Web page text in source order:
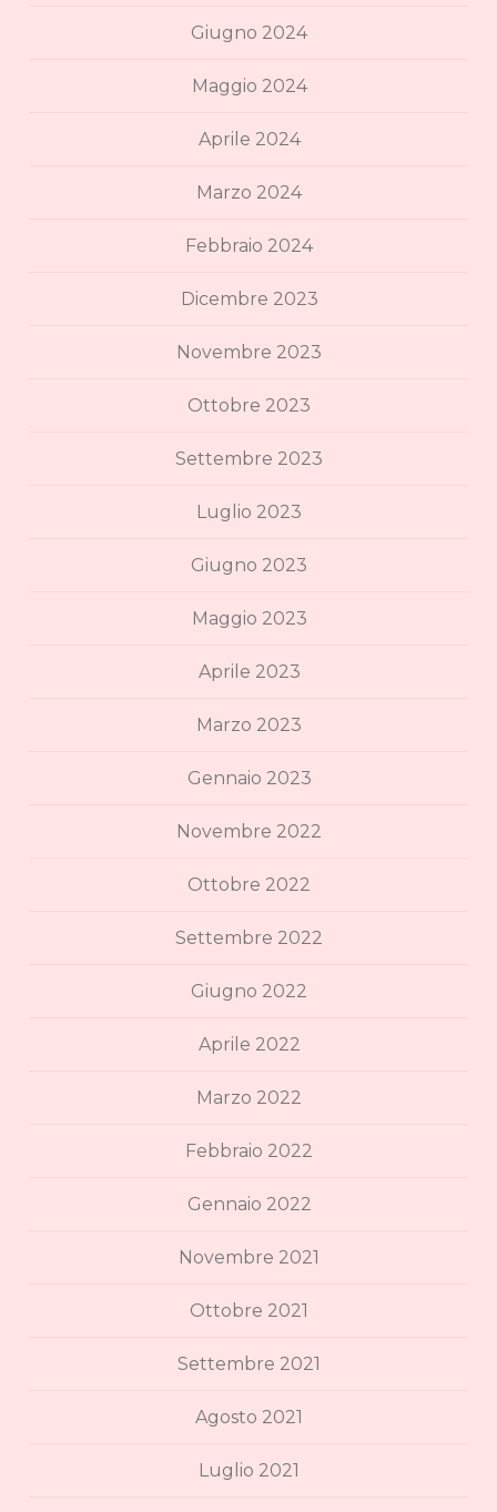
Giugno 2024
Maggio 2024
Aprile 2024
Marzo 2024
Febbraio 2024
Dicembre 2023
Novembre 2023
Ottobre 2023
Settembre 2023
Luglio 2023
Giugno 2023
Maggio 2023
Aprile 2023
Marzo 2023
Gennaio 2023
Novembre 2022
Ottobre 2022
Settembre 2022
Giugno 2022
Aprile 2022
Marzo 2022
Febbraio 2022
Gennaio 2022
Novembre 2021
Ottobre 2021
Settembre 2021
Agosto 2021
Luglio 2021